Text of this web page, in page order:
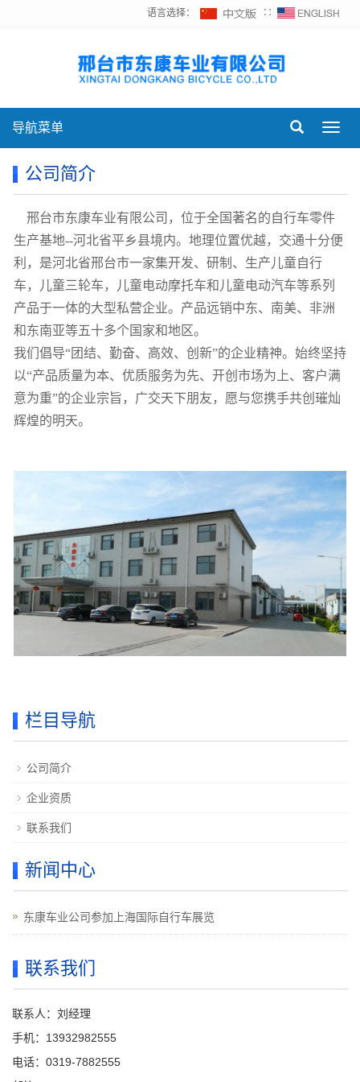
语言选择： ∷
导航菜单
公司简介
邢台市东康车业有限公司，位于全国著名的自行车零件
生产基地--河北省平乡县境内。地理位置优越，交通十分便
利，是河北省邢台市一家集开发、研制、生产儿童自行
车，儿童三轮车，儿童电动摩托车和儿童电动汽车等系列
产品于一体的大型私营企业。产品远销中东、南美、非洲
和东南亚等五十多个国家和地区。
我们倡导“团结、勤奋、高效、创新”的企业精神。始终坚持
以“产品质量为本、优质服务为先、开创市场为上、客户满
意为重”的企业宗旨，广交天下朋友，愿与您携手共创璀灿
辉煌的明天。
栏目导航
公司简介
企业资质
联系我们
新闻中心
东康车业公司参加上海国际自行车展览
联系我们
联系人：刘经理
手机：13932982555
电话：0319-7882555